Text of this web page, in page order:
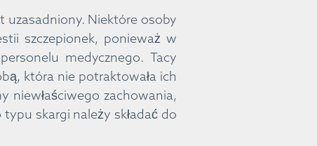
uzasadniony. Niektóre osoby
szczepionek, ponieważ w
medycznego. Tacy
która nie potraktowała ich
niewłaściwego zachowania,
skargi należy składać do